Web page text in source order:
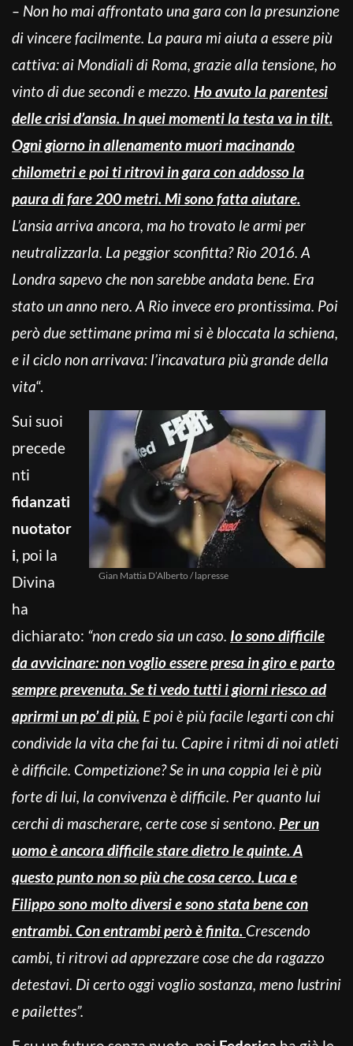
– Non ho mai affrontato una gara con la presunzione
di vincere facilmente. La paura mi aiuta a essere più
cattiva: ai Mondiali di Roma, grazie alla tensione, ho
vinto di due secondi e mezzo. Ho avuto la parentesi
delle crisi d’ansia. In quei momenti la testa va in tilt.
Ogni giorno in allenamento muori macinando
chilometri e poi ti ritrovi in gara con addosso la
paura di fare 200 metri. Mi sono fatta aiutare.
L’ansia arriva ancora, ma ho trovato le armi per
neutralizzarla. La peggior sconfitta? Rio 2016. A
Londra sapevo che non sarebbe andata bene. Era
stato un anno nero. A Rio invece ero prontissima. Poi
però due settimane prima mi si è bloccata la schiena,
e il ciclo non arrivava: l’incavatura più grande della
vita“.
Gian Mattia D’Alberto / lapresse
Sui suoi
precede
nti
fidanzati
nuotator
i, poi la
Divina
ha
dichiarato: “non credo sia un caso. Io sono difficile
da avvicinare: non voglio essere presa in giro e parto
sempre prevenuta. Se ti vedo tutti i giorni riesco ad
aprirmi un po’ di più. E poi è più facile legarti con chi
condivide la vita che fai tu. Capire i ritmi di noi atleti
è difficile. Competizione? Se in una coppia lei è più
forte di lui, la convivenza è difficile. Per quanto lui
cerchi di mascherare, certe cose si sentono. Per un
uomo è ancora difficile stare dietro le quinte. A
questo punto non so più che cosa cerco. Luca e
Filippo sono molto diversi e sono stata bene con
entrambi. Con entrambi però è finita. Crescendo
cambi, ti ritrovi ad apprezzare cose che da ragazzo
detestavi. Di certo oggi voglio sostanza, meno lustrini
e pailettes”.